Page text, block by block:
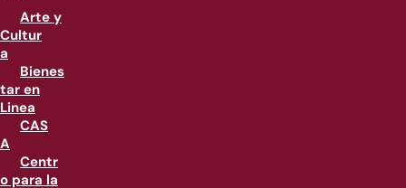
Arte y
Cultur
a
Bienes
tar en
Linea
CAS
A
Centr
o para la